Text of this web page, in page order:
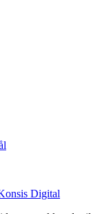
Digital